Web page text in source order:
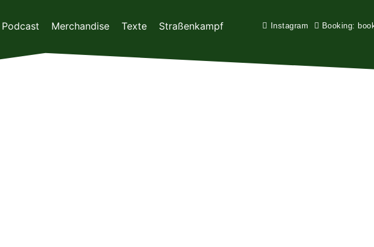
Podcast Merchandise Texte Straßenkampf Instagram Booking: